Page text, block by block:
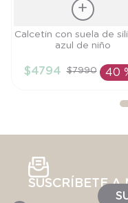
Talla
AÑADIR AL
Calcetin con suela de
azul de niño
$4794 $7990 40
SUSCRÍBETE A